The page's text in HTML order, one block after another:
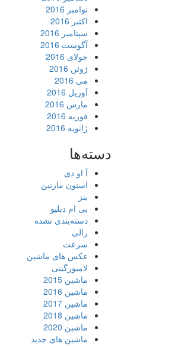
نوامبر 2016
اکتبر 2016
سپتامبر 2016
آگوست 2016
جولای 2016
ژوئن 2016
می 2016
آوریل 2016
مارس 2016
فوریه 2016
ژانویه 2016
دسته‌ها
آ او دی
استون مارتین
بنز
بی ام دبلیو
دسته‌بندی نشده
رالی
سرعت
عکس های ماشین
لامبورگینی
ماشین 2015
ماشین 2016
ماشین 2017
ماشین 2018
ماشین 2020
ماشین های جدید